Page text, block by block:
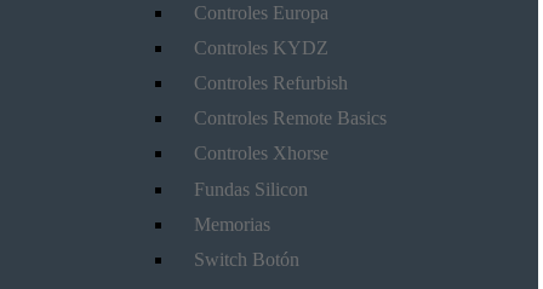
Controles Europa
Controles KYDZ
Controles Refurbish
Controles Remote Basics
Controles Xhorse
Fundas Silicon
Memorias
Switch Botón